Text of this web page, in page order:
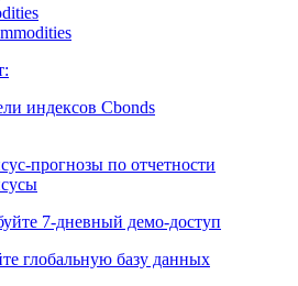
индексов Cbonds
прогнозы по отчетности
7-дневный демо-доступ
глобальную базу данных